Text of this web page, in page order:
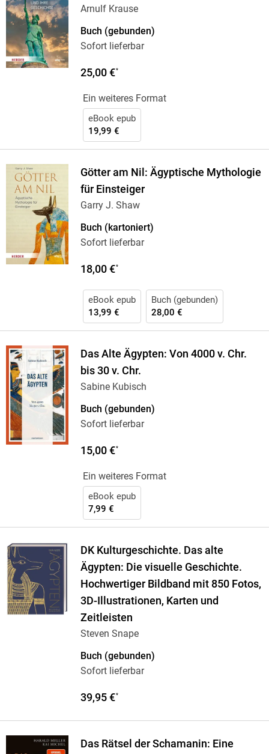
Arnulf Krause
Buch (gebunden)
Sofort lieferbar
25,00 €*
Ein weiteres Format
eBook epub
19,99 €
Götter am Nil: Ägyptische Mythologie
für Einsteiger
Garry J. Shaw
Buch (kartoniert)
Sofort lieferbar
18,00 €*
eBook epub
13,99 €
Buch (gebunden)
28,00 €
Das Alte Ägypten: Von 4000 v. Chr.
bis 30 v. Chr.
Sabine Kubisch
Buch (gebunden)
Sofort lieferbar
15,00 €*
Ein weiteres Format
eBook epub
7,99 €
DK Kulturgeschichte. Das alte
Ägypten: Die visuelle Geschichte.
Hochwertiger Bildband mit 850 Fotos,
3D-Illustrationen, Karten und
Zeitleisten
Steven Snape
Buch (gebunden)
Sofort lieferbar
39,95 €*
Das Rätsel der Schamanin: Eine